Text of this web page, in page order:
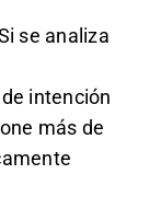
se analiza
intención
más de